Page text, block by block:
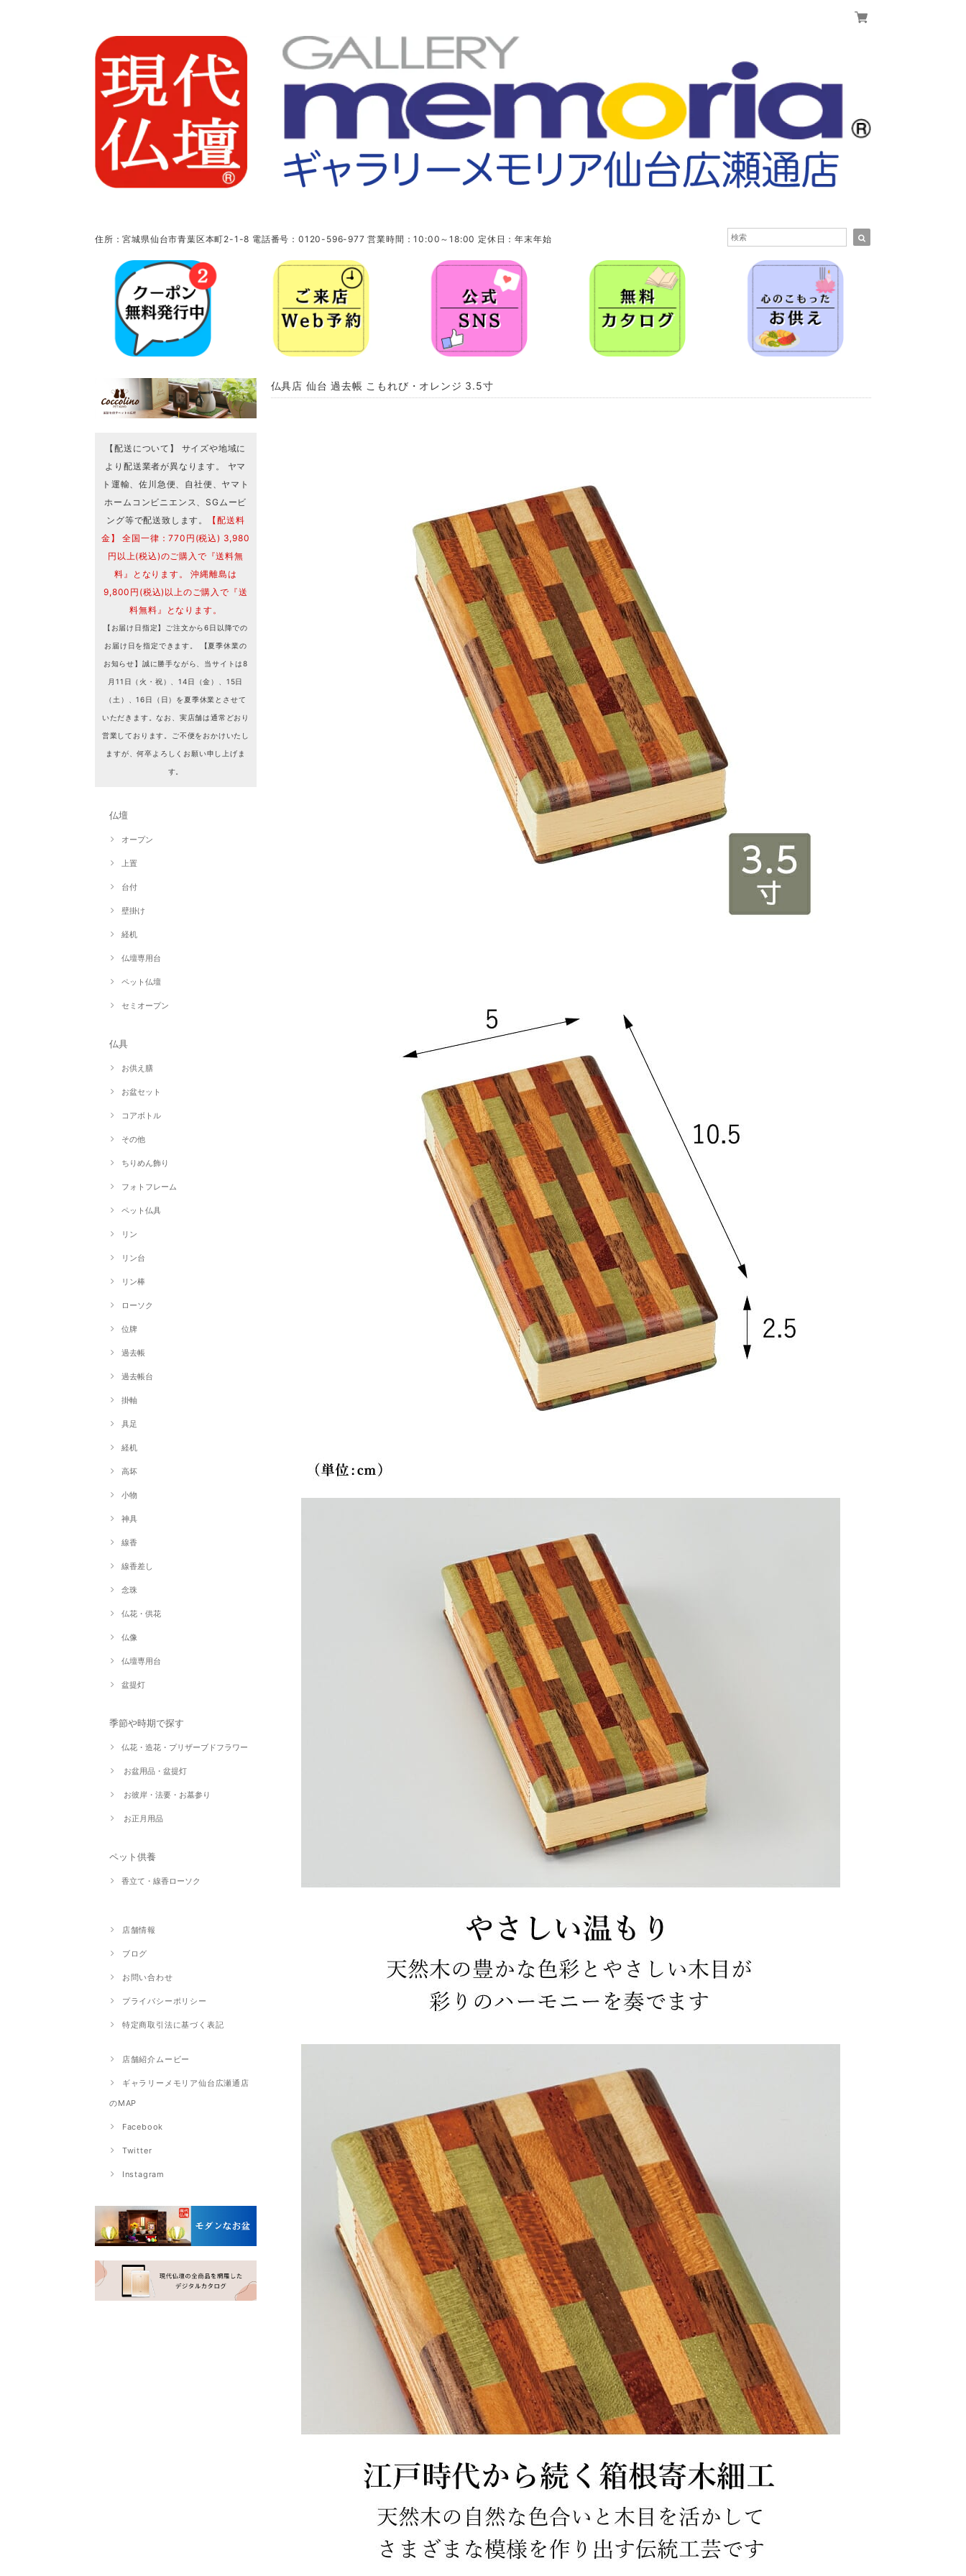
住所：宮城県仙台市青葉区本町2-1-8 電話番号：0120-596-977 営業時間：10:00～18:00 定休日：年末年始
【配送について】 サイズや地域に
より配送業者が異なります。 ヤマ
ト運輸、佐川急便、自社便、ヤマト
ホームコンビニエンス、SGムービ
ング等で配送致します。
【配送料
金】 全国一律：770円(税込) 3,980
円以上(税込)のご購入で『送料無
料』となります。 沖縄離島は
9,800円(税込)以上のご購入で『送
料無料』となります。
【お届け日指定】ご注文から6日以降での
お届け日を指定できます。 【夏季休業の
お知らせ】誠に勝手ながら、当サイトは8
月11日（火・祝）、14日（金）、15日
（土）、16日（日）を夏季休業とさせて
いただきます。なお、実店舗は通常どおり
営業しております。ご不便をおかけいたし
ますが、何卒よろしくお願い申し上げま
す。
仏壇
オープン
上置
台付
壁掛け
経机
仏壇専用台
ペット仏壇
セミオープン
仏具
お供え膳
お盆セット
コアボトル
その他
ちりめん飾り
フォトフレーム
ペット仏具
リン
リン台
リン棒
ローソク
位牌
過去帳
過去帳台
掛軸
具足
経机
高坏
小物
神具
線香
線香差し
念珠
仏花・供花
仏像
仏壇専用台
盆提灯
季節や時期で探す
仏花・造花・プリザーブドフラワー
お盆用品・盆提灯
お彼岸・法要・お墓参り
お正月用品
ペット供養
香立て・線香ローソク
店舗情報
ブログ
お問い合わせ
プライバシーポリシー
特定商取引法に基づく表記
店舗紹介ムービー
ギャラリーメモリア仙台広瀬通店
のMAP
Facebook
Twitter
Instagram
仏具店 仙台 過去帳 こもれび・オレンジ 3.5寸